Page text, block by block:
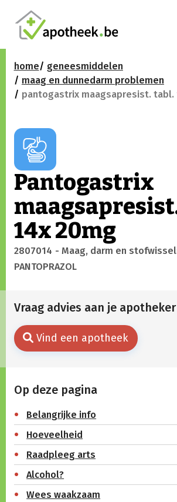
home
geneesmiddelen
maag en dunnedarm problemen
pantogastrix maagsapresist. tabl.
Pantogastrix
14x 20mg
2807014 - Maag, darm en
PANTOPRAZOL
Vraag advies aan je apotheker
Vind een apotheek
Op deze pagina
Belangrijke info
Hoeveelheid
Raadpleeg arts
Alcohol?
Wees waakzaam